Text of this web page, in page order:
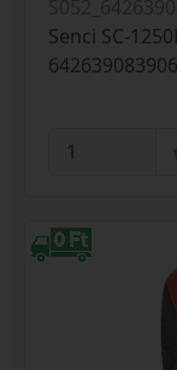
Senci SC-